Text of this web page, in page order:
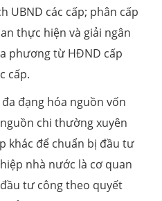
UBND các cấp; phân cấp
thực hiện và giải ngân
phương từ HĐND cấp
cấp.
đạng hóa nguồn vốn
chi thường xuyên
khác để chuẩn bị đầu tư
nhà nước là cơ quan
tư công theo quyết